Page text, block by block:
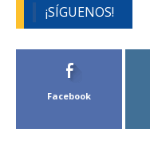
¡SÍGUENOS!